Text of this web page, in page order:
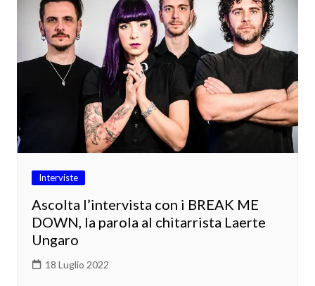
Interviste
Ascolta l’intervista con i BREAK ME
DOWN, la parola al chitarrista Laerte
Ungaro
18 Luglio 2022